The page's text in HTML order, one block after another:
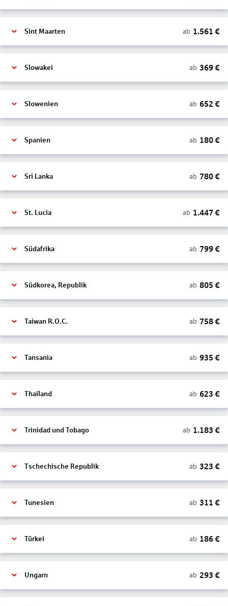
Sint Maarten ab 1.561 €
Slowakei ab 369€
Slowenien ab 652 €
Spanien ab 180€
Sri Lanka ab 780€
St. Lucia ab 1.447 €
Südafrika ab 799€
Südkorea, Republik ab 805 €
Taiwan R.O.C. ab 758€
Tansania ab 935 €
Thailand ab 623 €
Trinidad und Tobago ab 1.183 €
Tschechische Republik ab 323 €
Tunesien ab 311 €
Türkei ab 186€
Ungarn ab 293 €